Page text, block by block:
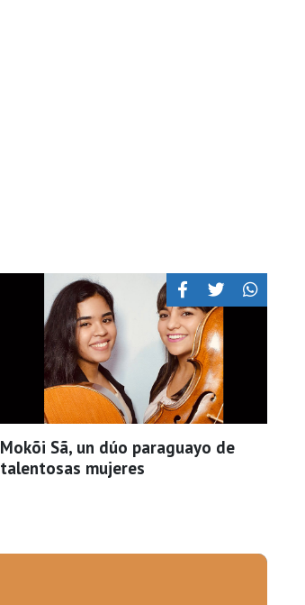
Mokõi Sã, un dúo paraguayo de
talentosas mujeres